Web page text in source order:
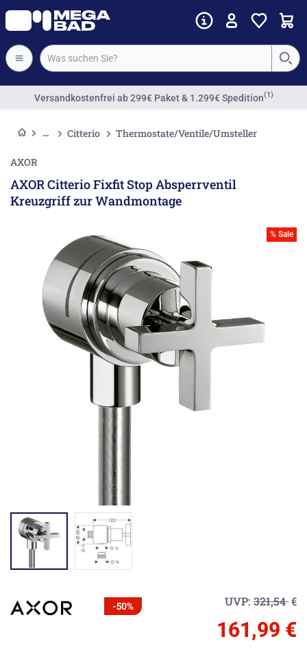
Versandkostenfrei ab 299€ Paket & 1.299€ Spedition(1)
Citterio Thermostate/Ventile/Umsteller
AXOR
AXOR Citterio Fixfit Stop Absperrventil
Kreuzgriff zur Wandmontage
% Sale
-50% UVP: 321,54€
161,99 €